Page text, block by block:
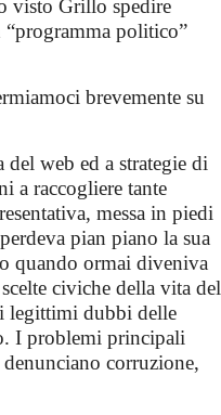
visto Grillo spedire
politico”
brevemente su
web ed a strategie di
a raccogliere tante
messa in piedi
pian piano la sua
quando ormai diveniva
civiche della vita del
legittimi dubbi delle
I problemi principali
corruzione,